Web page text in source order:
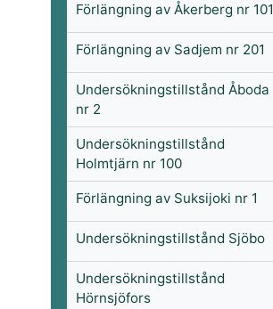
Förlängning av Åkerberg nr 101
Förlängning av Sadjem nr 201
Undersökningstillstånd Åboda
nr 2
Undersökningstillstånd
Holmtjärn nr 100
Förlängning av Suksijoki nr 1
Undersökningstillstånd Sjöbo
Undersökningstillstånd
Hörnsjöfors